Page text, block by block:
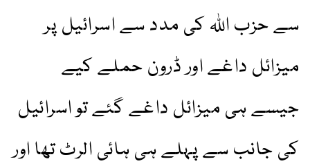
سے حزب اللہ کی مدد سے اسرائیل پر
میزائل داغے اور ڈرون حملے کیے
جیسے ہی میزائل داغے گئے تو اسرائیل
کی جانب سے پہلے ہی ہائی الرٹ تھا اور